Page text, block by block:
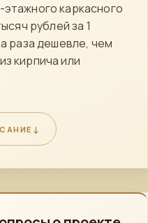
каркасного
рублей за 1
раза дешевле, чем
кирпича или
таких как площадь
стропильной
распределения
КД-910 свяжитесь со
↓